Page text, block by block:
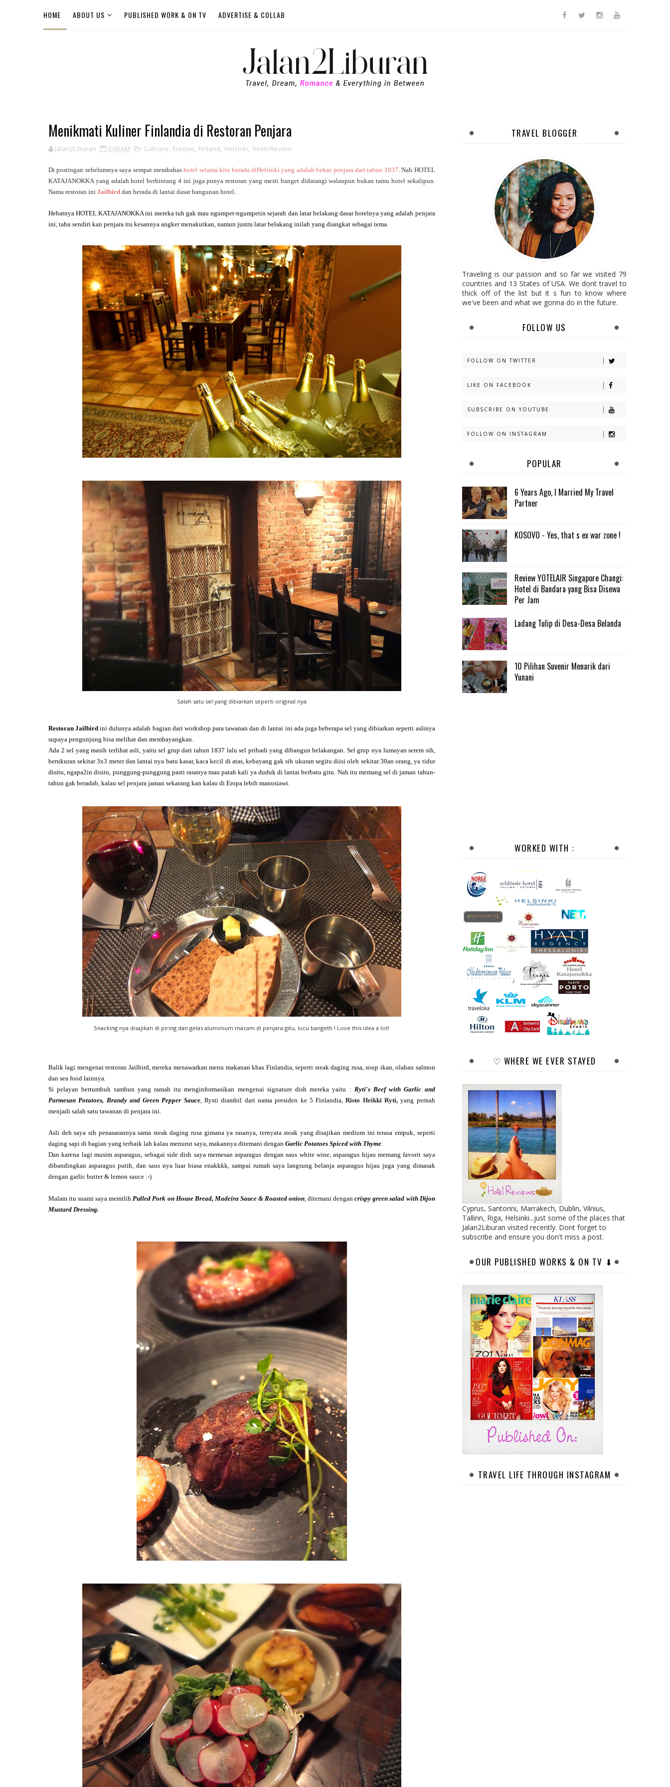
HOME ABOUT US PUBLISHED WORK & ON TV ADVERTISE & COLLAB
Menikmati Kuliner Finlandia di Restoran Penjara
Jalan2Liburan 3:00 AM Culinary, Europe, Finland, Helsinki, RestoReview
Di postingan sebelumnya saya sempat membahashotel selama kita berada diHelsinki yang adalah bekas penjara dari tahun 1837. Nah HOTEL
KATAJANOKKA yang adalah hotel berbintang 4 ini juga punya restoran yang mesti banget didatangi walaupun bukan tamu hotel sekalipun.
Nama restoran ini Jailbird dan berada di lantai dasar bangunan hotel.
Hebatnya HOTEL KATAJANOKKA ini mereka tuh gak mau ngumpet-ngumpetin sejarah dan latar belakang dasar hotelnya yang adalah penjara
ini, tahu sendiri kan penjara itu kesannya angker menakutkan, namun justru latar belakang inilah yang diangkat sebagai tema.
Salah satu sel yang dibiarkan seperti original nya
Restoran Jailbird ini dulunya adalah bagian dari workshop para tawanan dan di lantai ini ada juga beberapa sel yang dibiarkan seperti aslinya
supaya pengunjung bisa melihat dan membayangkan.
Ada 2 sel yang masih terlihat asli, yaitu sel grup dari tahun 1837 lalu sel pribadi yang dibangun belakangan. Sel grup nya lumayan serem sih,
berukuran sekitar 3x3 meter dan lantai nya batu kasar, kaca kecil di atas, kebayang gak sih ukuran segitu diisi oleh sekitar 30an orang, ya tidur
disitu, ngapa2in disitu, punggung-punggung pasti rasanya mau patah kali ya duduk di lantai berbatu gitu. Nah itu memang sel di jaman tahun-
tahun gak beradab, kalau sel penjara jaman sekarang kan kalau di Eropa lebih manusiawi.
Snacking nya disajikan di piring dan gelas aluminium macam di penjara gitu, lucu bangeth ! Love this idea a lot!
Balik lagi mengenai restoran Jailbird, mereka menawarkan menu makanan khas Finlandia, seperti steak daging rusa, soup ikan, olahan salmon
dan sea food lainnya.
Si pelayan bertumbuh tambun yang ramah itu menginformasikan mengenai signature dish mereka yaitu : Ryti's Beef with Garlic and
Parmesan Potatoes, Brandy and Green Pepper Sauce,Rysti diambil dari nama presiden ke 5 Finlandia,Risto Heikki Ryti, yang pernah
menjadi salah satu tawanan di penjara ini.
Asli deh saya sih penasarannya sama steak daging rusa gimana ya rasanya, ternyata steak yang disajikan medium ini terasa empuk, seperti
daging sapi di bagian yang terbaik lah kalau menurut saya, makannya ditemani dengan Garlic Potatoes Spiced with Thyme.
Dan karena lagi musim asparagus, sebagai side dish saya memesan asparagus dengan saus white wine, asparagus hijau memang favorit saya
dibandingkan asparagus putih, dan saus nya luar biasa enakkkk, sampai rumah saya langsung belanja asparagus hijau juga yang dimasak
dengan garlic butter & lemon sauce :-)
Malam itu suami saya memilihPulled Pork on House Bread, Madeira Sauce & Roasted onion, ditemani dengancrispy green salad with Dijon
Mustard Dressing.
TRAVEL BLOGGER
Traveling is our passion and so far we visited 79
countries and 13 States of USA. We dont travel to
thick off of the list but it s fun to know where
we've been and what we gonna do in the future.
FOLLOW US
FOLLOW ON TWITTER
LIKE ON FACEBOOK
SUBSCRIBE ON YOUTUBE
FOLLOW ON INSTAGRAM
POPULAR
6 Years Ago, I Married My Travel
Partner
KOSOVO - Yes, that s ex war zone !
Review YOTELAIR Singapore Changi:
Hotel di Bandara yang Bisa Disewa
Per Jam
Ladang Tulip di Desa-Desa Belanda
10 Pilihan Suvenir Menarik dari
Yunani
WORKED WITH :
♡ WHERE WE EVER STAYED
Cyprus, Santorini, Marrakech, Dublin, Vilnius,
Tallinn, Riga, Helsinki...just some of the places that
Jalan2Liburan visited recently. Dont forget to
subscribe and ensure you don't miss a post.
OUR PUBLISHED WORKS & ON TV ⬇︎
TRAVEL LIFE THROUGH INSTAGRAM